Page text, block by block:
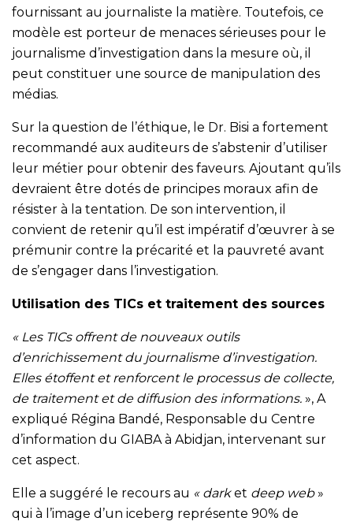
fournissant au journaliste la matière. Toutefois, ce
modèle est porteur de menaces sérieuses pour le
journalisme d’investigation dans la mesure où, il
peut constituer une source de manipulation des
médias.
Sur la question de l’éthique, le Dr. Bisi a fortement
recommandé aux auditeurs de s’abstenir d’utiliser
leur métier pour obtenir des faveurs. Ajoutant qu’ils
devraient être dotés de principes moraux afin de
résister à la tentation. De son intervention, il
convient de retenir qu’il est impératif d’œuvrer à se
prémunir contre la précarité et la pauvreté avant
de s’engager dans l’investigation.
Utilisation des TICs et traitement des sources
« Les TICs offrent de nouveaux outils
d’enrichissement du journalisme d’investigation.
Elles étoffent et renforcent le processus de collecte,
de traitement et de diffusion des informations. », A
expliqué Régina Bandé, Responsable du Centre
d’information du GIABA à Abidjan, intervenant sur
cet aspect.
Elle a suggéré le recours au « darket deep web»
qui à l’image d’un iceberg représente 90% de